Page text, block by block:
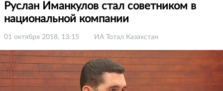
Руслан Иманкулов стал советником в
национальной компании
01 октября 2018, 13:15 ИА Тотал Казахстан